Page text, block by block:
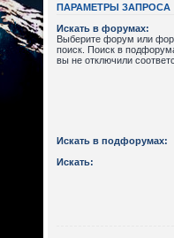
ПАРАМЕТРЫ ЗАПРОСА
Искать в форумах:
Выберите форум или
поиск. Поиск в
вы не отключили
Искать в подфорумах:
Искать: